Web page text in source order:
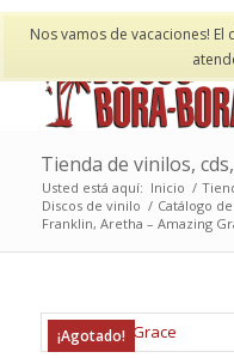
Nos vamos de vacaciones!
Mi
Tienda de vinilos,
Usted está aquí: Inicio /
Discos de vinilo / Catálogo
Franklin, Aretha – Amazing
¡Agotado!